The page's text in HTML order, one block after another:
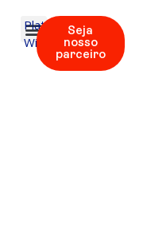
Plataforma
Wings
Seja
nosso
parceiro